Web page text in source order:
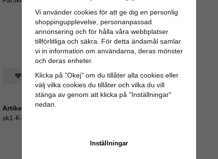
Spara som favorit
Artikelnummer:
sk1-K-90
5/5 baserat på
Vi använder cookies för att ge dig en personlig
shoppingupplevelse, personanpassad
annonsering och för hålla våra webbplatser
tillförlitliga och säkra. För detta ändamål samlar
vi in information om användarna, deras mönster
och deras enheter.
Klicka på "Okej" om du tillåter alla cookies eller
välj vilka cookies du tillåter och vilka du vill
stänga av genom att klicka på "Inställningar"
nedan.
Inställningar